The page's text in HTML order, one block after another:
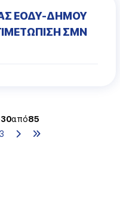
ΕΟΔΥ-ΔΗΜΟΥ
ΣΜΝ
30από85
3